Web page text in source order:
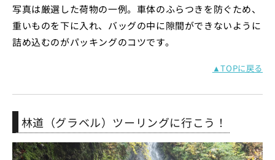
写真は厳選した荷物の一例。車体のふらつきを防ぐため、
重いものを下に入れ、バッグの中に隙間ができないように
詰め込むのがパッキングのコツです。
▲TOPに戻る
林道（グラベル）ツーリングに行こう！